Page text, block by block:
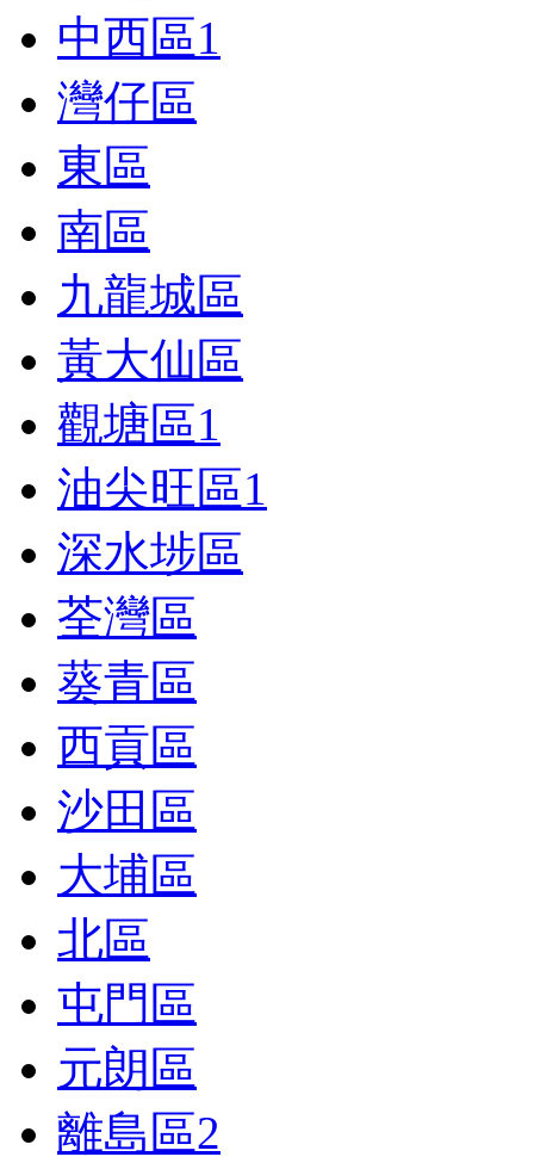
中西區1
灣仔區
東區
南區
九龍城區
黃大仙區
觀塘區1
油尖旺區1
深水埗區
荃灣區
葵青區
西貢區
沙田區
大埔區
北區
屯門區
元朗區
離島區2